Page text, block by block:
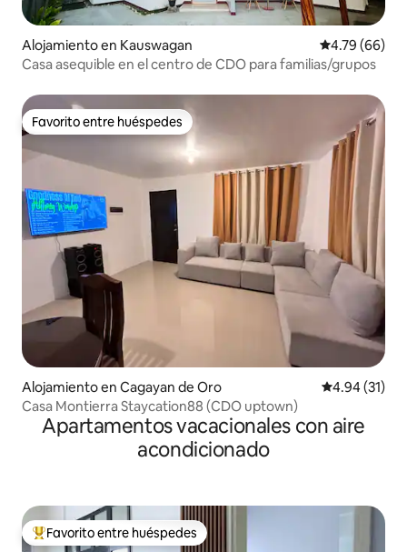
Alojamiento en Kauswagan Calificación
4.79 (66)
Casa asequible en el centro de CDO para familias/grupos
Favorito entre huéspedes
Favorito entre huéspedes
Alojamiento en Cagayan de Oro Calificación
4.94 (31)
Casa Montierra Staycation88 (CDO uptown)
Apartamentos vacacionales con aire
acondicionado
Favorito entre huéspedes preferido
Favorito entre huéspedes